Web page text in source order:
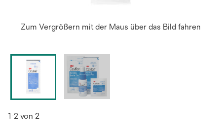
Zum Vergrößern mit der Maus über das Bild fahren
1-2 von 2